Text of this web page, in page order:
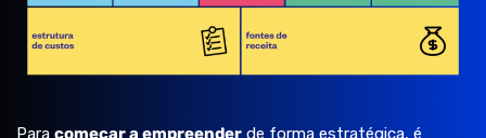
Para começar a empreender de forma estratégica, é